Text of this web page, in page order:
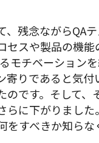
、残念ながらQA
セスや製品の機
モチベーション
寄りであると気
のです。そして
らに下がりまし
すべきか知らな